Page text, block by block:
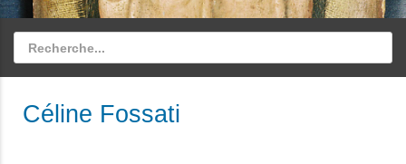
Céline Fossati